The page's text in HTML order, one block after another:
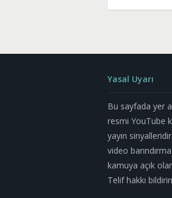
Yasal Uyarı
Bu sayfada yer
resmi YouTube
yayın
video
kamuya açık
Telif hakkı